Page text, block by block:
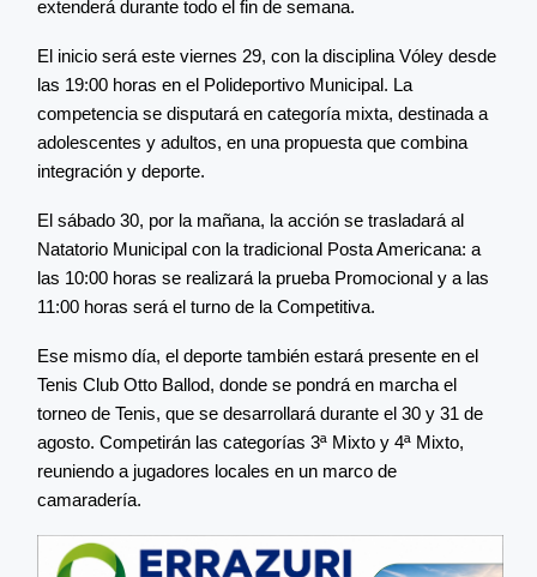
extenderá durante todo el fin de semana.
El inicio será este viernes 29, con la disciplina Vóley desde
las 19:00 horas en el Polideportivo Municipal. La
competencia se disputará en categoría mixta, destinada a
adolescentes y adultos, en una propuesta que combina
integración y deporte.
El sábado 30, por la mañana, la acción se trasladará al
Natatorio Municipal con la tradicional Posta Americana: a
las 10:00 horas se realizará la prueba Promocional y a las
11:00 horas será el turno de la Competitiva.
Ese mismo día, el deporte también estará presente en el
Tenis Club Otto Ballod, donde se pondrá en marcha el
torneo de Tenis, que se desarrollará durante el 30 y 31 de
agosto. Competirán las categorías 3ª Mixto y 4ª Mixto,
reuniendo a jugadores locales en un marco de
camaradería.